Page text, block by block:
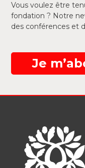
Vous voulez être
fondation ? Notre
des conférences et
Je